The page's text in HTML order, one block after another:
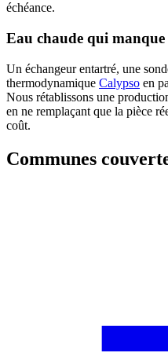
échéance.
Eau chaude qui manque
Un échangeur entartré, une
thermodynamique Calypso en
Nous rétablissons une
en ne remplaçant que la pièce
coût.
Communes